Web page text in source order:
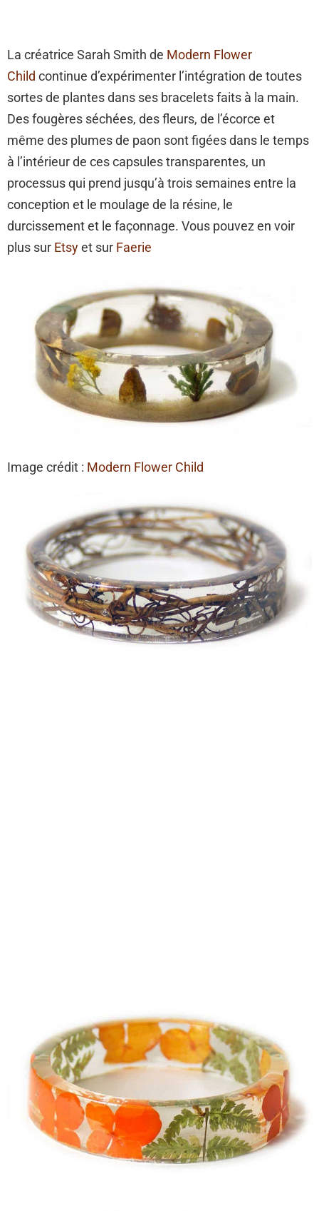
La créatrice Sarah Smith de Modern Flower
Child continue d’expérimenter l’intégration de toutes
sortes de plantes dans ses bracelets faits à la main.
Des fougères séchées, des fleurs, de l’écorce et
même des plumes de paon sont figées dans le temps
à l’intérieur de ces capsules transparentes, un
processus qui prend jusqu’à trois semaines entre la
conception et le moulage de la résine, le
durcissement et le façonnage. Vous pouvez en voir
plus sur Etsyet sur Faerie
Image crédit : Modern Flower Child